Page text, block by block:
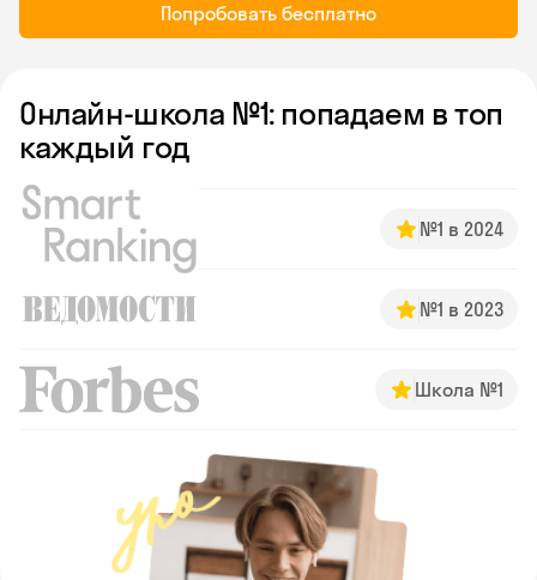
Попробовать бесплатно
Онлайн-школа №1: попадаем в топ
каждый год
№1 в 2024
№1 в 2023
Школа №1